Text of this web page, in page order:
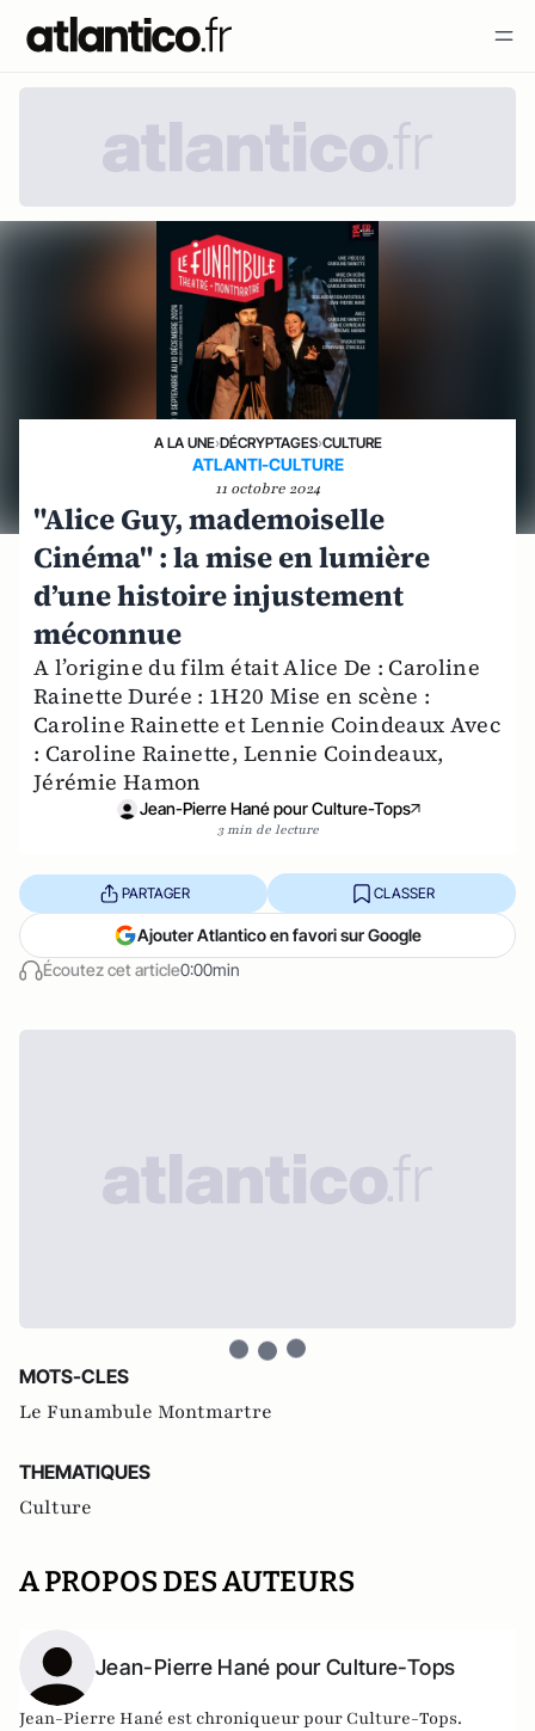
A LA UNE›DÉCRYPTAGES›CULTURE
ATLANTI-CULTURE
11 octobre 2024
"Alice Guy, mademoiselle
Cinéma" : la mise en lumière
d’une histoire injustement
méconnue
A l’origine du film était Alice De : Caroline
Rainette Durée : 1H20 Mise en scène :
Caroline Rainette et Lennie Coindeaux Avec
: Caroline Rainette, Lennie Coindeaux,
Jérémie Hamon
Jean-Pierre Hané pour Culture-Tops
3 min de lecture
Écoutez cet article0:00min
PARTAGER CLASSER
Ajouter Atlantico en favori sur Google
MOTS-CLES
Le Funambule Montmartre
THEMATIQUES
Culture
A PROPOS DES AUTEURS
Jean-Pierre Hané pour Culture-Tops
Jean-Pierre Hané est chroniqueur pour Culture-Tops.